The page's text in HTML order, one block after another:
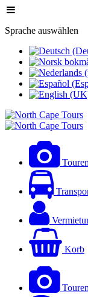
Sprache auswählen
Touren
Korb
Touren